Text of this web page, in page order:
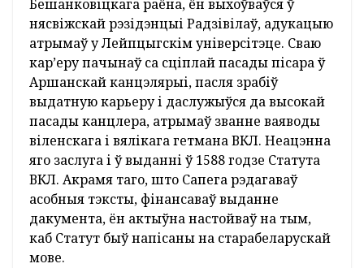
Бешанковіцкага раёна, ён выхоўваўся ў
нясвіжскай рэзідэнцыі Радзівілаў, адукацыю
атрымаў у Лейпцыгскім універсітэце. Сваю
кар’еру пачынаў са сціплай пасады пісара ў
Аршанскай канцэлярыі, пасля зрабіў
выдатную карьеру і даслужыўся да высокай
пасады канцлера, атрымаў званне ваяводы
віленскага і вялікага гетмана ВКЛ. Неацэнна
яго заслуга і ў выданні ў 1588 годзе Статута
ВКЛ. Акрамя таго, што Сапега рэдагаваў
асобныя тэксты, фінансаваў выданне
дакумента, ён актыўна настойваў на тым,
каб Статут быў напісаны на старабеларускай
мове.